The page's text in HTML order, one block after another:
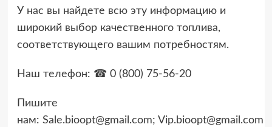
У нас вы найдете всю эту информацию и
широкий выбор качественного топлива,
соответствующего вашим потребностям.
Наш телефон: ☎ 0 (800) 75-56-20
Пишите
нам: Sale.bioopt@gmail.com; Vip.bioopt@gmail.com